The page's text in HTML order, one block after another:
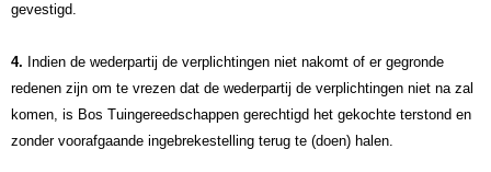
gevestigd.
4. Indien de wederpartij de verplichtingen niet nakomt of er gegronde
redenen zijn om te vrezen dat de wederpartij de verplichtingen niet na zal
komen, is Bos Tuingereedschappen gerechtigd het gekochte terstond en
zonder voorafgaande ingebrekestelling terug te (doen) halen.